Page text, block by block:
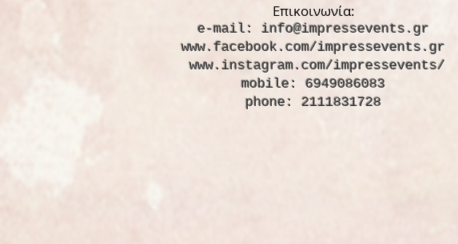
Επικοινωνία:
e-mail: info@impressevents.gr
www.facebook.com/impressevents.gr
www.instagram.com/impressevents/
mobile: 6949086083
phone: 2111831728